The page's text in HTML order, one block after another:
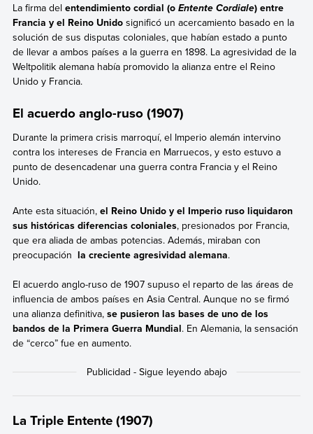
La firma del entendimiento cordial (o Entente Cordiale) entre
Francia y el Reino Unidosignificó un acercamiento basado en la
solución de sus disputas coloniales, que habían estado a punto
de llevar a ambos países a la guerra en 1898. La agresividad de la
Weltpolitik alemana había promovido la alianza entre el Reino
Unido y Francia.
El acuerdo anglo-ruso (1907)
Durante la primera crisis marroquí, el Imperio alemán intervino
contra los intereses de Francia en Marruecos, y esto estuvo a
punto de desencadenar una guerra contra Francia y el Reino
Unido.
Ante esta situación, el Reino Unido y el Imperio ruso liquidaron
sus históricas diferencias coloniales, presionados por Francia,
que era aliada de ambas potencias. Además, miraban con
preocupación la creciente agresividad alemana.
El acuerdo anglo-ruso de 1907 supuso el reparto de las áreas de
influencia de ambos países en Asia Central. Aunque no se firmó
una alianza definitiva,se pusieron las bases de uno de los
bandos de la Primera Guerra Mundial. En Alemania, la sensación
de “cerco” fue en aumento.
La Triple Entente (1907)